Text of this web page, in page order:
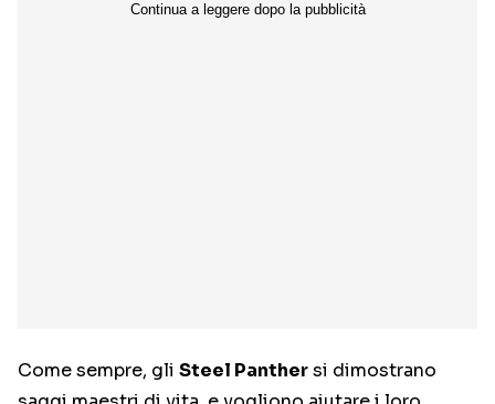
Come sempre, gli Steel Panthersi dimostrano